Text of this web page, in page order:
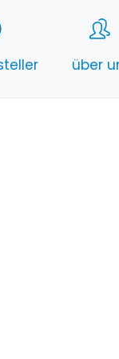
über